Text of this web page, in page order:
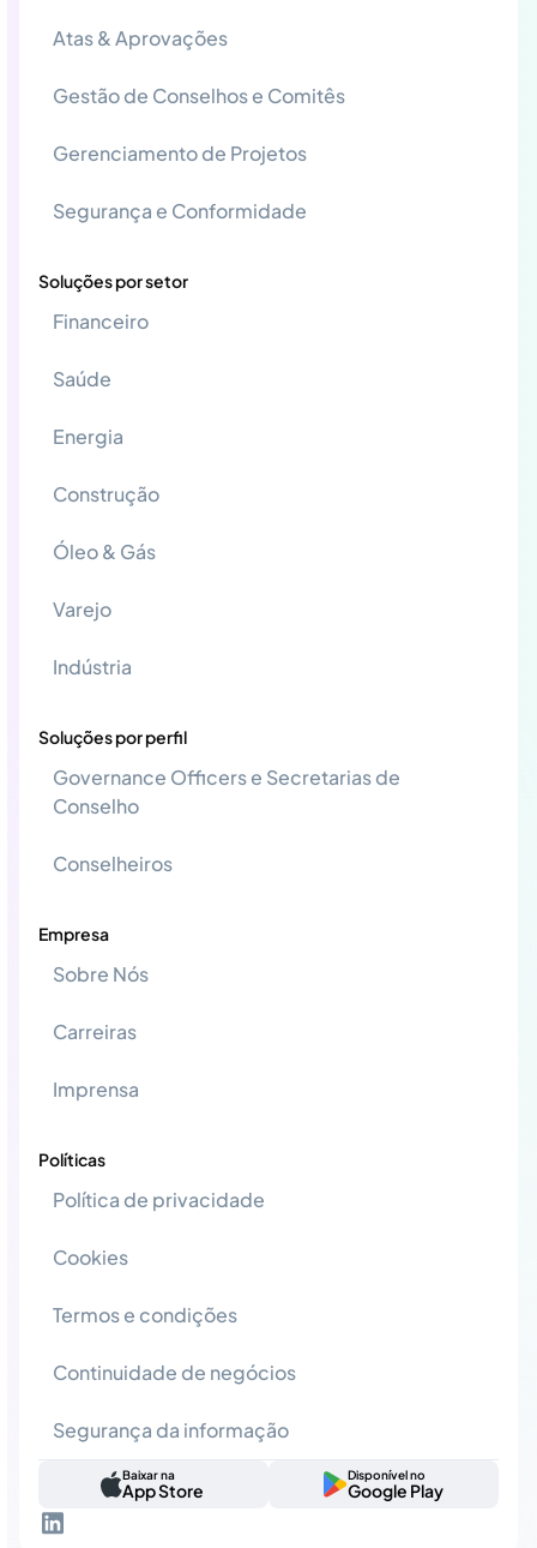
Atas & Aprovações
Gestão de Conselhos e Comitês
Gerenciamento de Projetos
Segurança e Conformidade
Soluções por setor
Financeiro
Saúde
Energia
Construção
Óleo & Gás
Varejo
Indústria
Soluções por perfil
Governance Officers e Secretarias de
Conselho
Conselheiros
Empresa
Sobre Nós
Carreiras
Imprensa
Políticas
Política de privacidade
Cookies
Termos e condições
Continuidade de negócios
Segurança da informação
Baixar na
App Store
Disponível no
Google Play